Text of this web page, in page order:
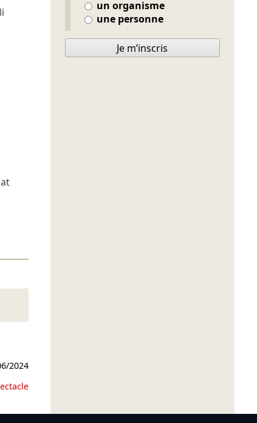
2024
un organisme
une personne
Je m’inscris